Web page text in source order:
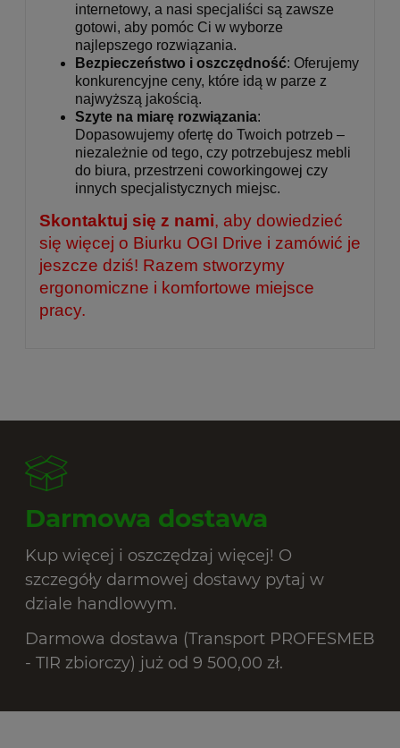
internetowy, a nasi specjaliści są zawsze
gotowi, aby pomóc Ci w wyborze
najlepszego rozwiązania.
Bezpieczeństwo i oszczędność: Oferujemy
konkurencyjne ceny, które idą w parze z
najwyższą jakością.
Szyte na miarę rozwiązania:
Dopasowujemy ofertę do Twoich potrzeb –
niezależnie od tego, czy potrzebujesz mebli
do biura, przestrzeni coworkingowej czy
innych specjalistycznych miejsc.
Skontaktuj się z nami, aby dowiedzieć
się więcej o Biurku OGI Drive i zamówić je
jeszcze dziś! Razem stworzymy
ergonomiczne i komfortowe miejsce
pracy.
Darmowa dostawa
Kup więcej i oszczędzaj więcej! O
szczegóły darmowej dostawy pytaj w
dziale handlowym.
Darmowa dostawa (Transport PROFESMEB
- TIR zbiorczy) już od 9 500,00 zł.